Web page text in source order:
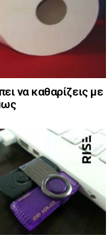
να καθαρίζεις με